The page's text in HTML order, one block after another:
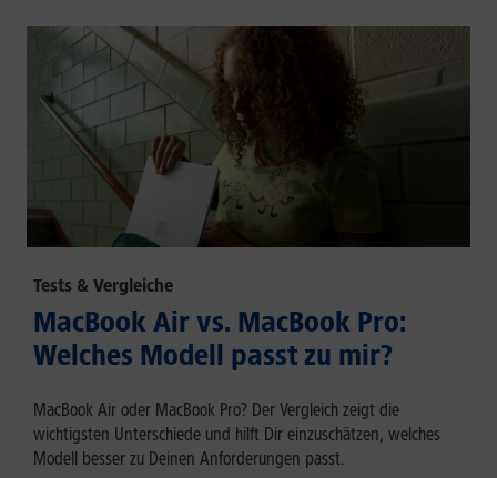
Tests & Vergleiche
MacBook Air vs. MacBook Pro:
Welches Modell passt zu mir?
MacBook Air oder MacBook Pro? Der Vergleich zeigt die
wichtigsten Unterschiede und hilft Dir einzuschätzen, welches
Modell besser zu Deinen Anforderungen passt.